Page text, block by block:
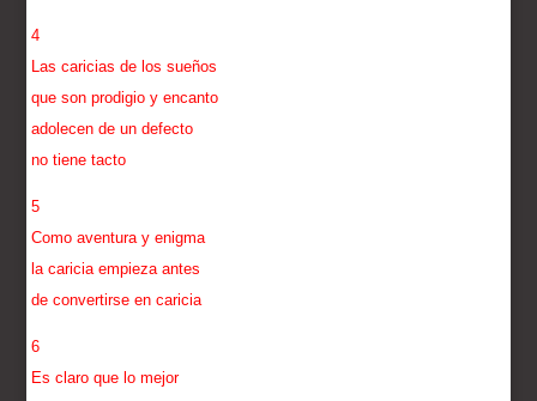
4
Las caricias de los sueños
que son prodigio y encanto
adolecen de un defecto
no tiene tacto
5
Como aventura y enigma
la caricia empieza antes
de convertirse en caricia
6
Es claro que lo mejor